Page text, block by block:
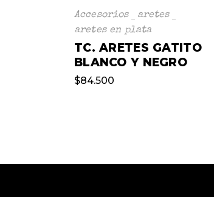
Accesorios
aretes
aretes en plata
TC. ARETES GATITO
BLANCO Y NEGRO
$84.500